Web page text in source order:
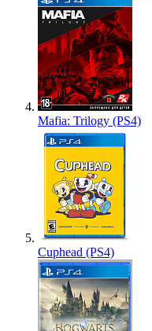
Mafia: Trilogy (PS4)
Cuphead (PS4)